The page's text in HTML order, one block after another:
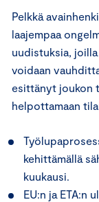
Pelkkä
laajempaa
uudistuksia,
voidaan
esittänyt joukon
helpottamaan
kehittämällä
kuukausi.
EU:n ja ETA:n